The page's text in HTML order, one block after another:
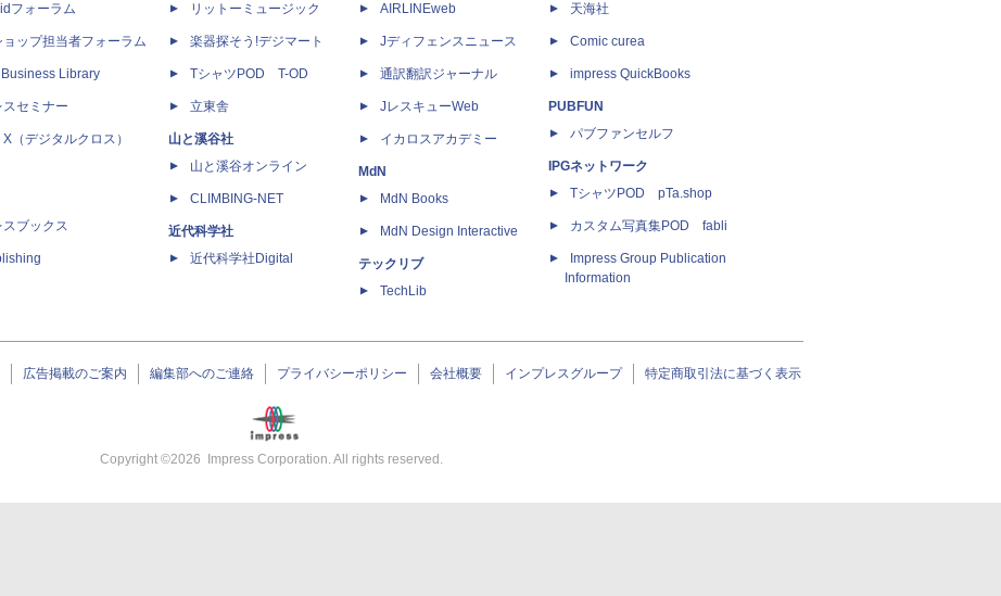
フォーラム
ョップ担当者フォーラム
Business Library
スセミナー
X（デジタルクロス）
スブックス
リットーミュージック
楽器探そう!デジマート
TシャツPOD T-OD
立東舎
山と溪谷社
山と溪谷オンライン
CLIMBING-NET
近代科学社
近代科学社Digital
AIRLINEweb
Jディフェンスニュース
通訳翻訳ジャーナル
JレスキューWeb
イカロスアカデミー
MdN
MdN Books
MdN Design Interactive
テックリブ
TechLib
天海社
Comic curea
impress QuickBooks
PUBFUN
パブファンセルフ
IPGネットワーク
TシャツPOD pTa.shop
カスタム写真集POD fabli
Impress Group Publication
Information
広告掲載のご案内 編集部へのご連絡 プライバシーポリシー 会社概要 インプレスグループ 特定商取引法に基づく表示
Copyright ©2026 Impress Corporation. All rights reserved.